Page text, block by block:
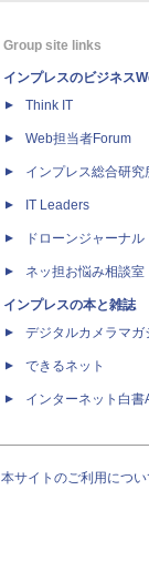
Group site links
インプレスのビジネス
Think IT
Web担当者Forum
インプレス総合研究
IT Leaders
ドローンジャーナル
ネッ担お悩み相談室
インプレスの本と雑誌
デジタルカメラマガ
できるネット
インターネット白
本サイトのご利用につい